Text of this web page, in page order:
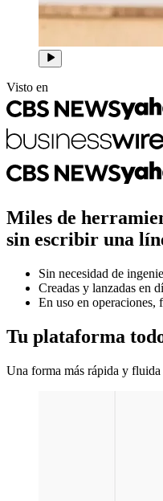
Visto en
Miles de
sin escribir una
Sin necesidad de
Creadas y lanzadas en
En uso en operaciones,
Tu plataforma
Una forma más rápida y fluida